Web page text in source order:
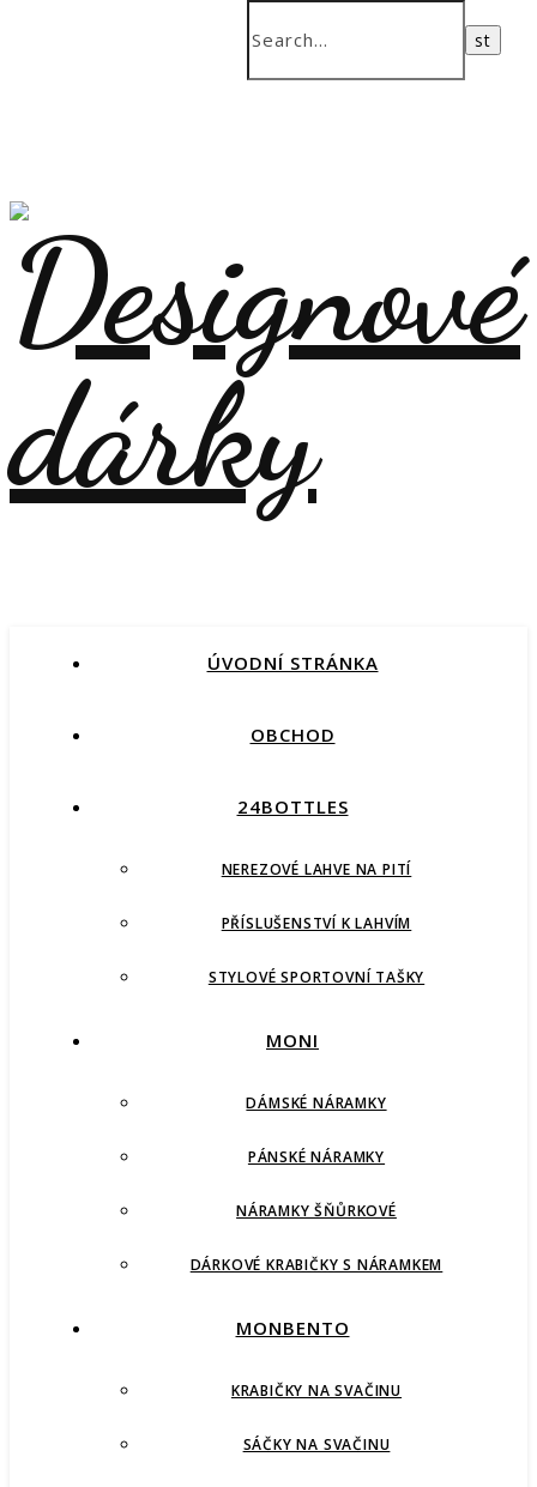
ÚVODNÍ STRÁNKA
OBCHOD
24BOTTLES
NEREZOVÉ LAHVE NA PITÍ
PŘÍSLUŠENSTVÍ K LAHVÍM
STYLOVÉ SPORTOVNÍ TAŠKY
MONI
DÁMSKÉ NÁRAMKY
PÁNSKÉ NÁRAMKY
NÁRAMKY ŠŇŮRKOVÉ
DÁRKOVÉ KRABIČKY S NÁRAMKEM
MONBENTO
KRABIČKY NA SVAČINU
SÁČKY NA SVAČINU